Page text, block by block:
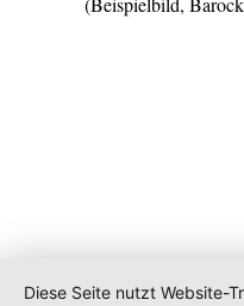
Diese Seite nutzt Website-